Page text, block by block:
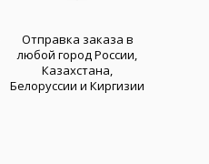
Отправка заказа в
любой город России,
Казахстана,
Белоруссии и Киргизии